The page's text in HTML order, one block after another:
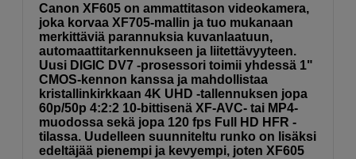
Canon XF605 on ammattitason videokamera,
joka korvaa XF705-mallin ja tuo mukanaan
merkittäviä parannuksia kuvanlaatuun,
automaattitarkennukseen ja liitettävyyteen.
Uusi DIGIC DV7 -prosessori toimii yhdessä 1"
CMOS-kennon kanssa ja mahdollistaa
kristallinkirkkaan 4K UHD -tallennuksen jopa
60p/50p 4:2:2 10-bittisenä XF-AVC- tai MP4-
muodossa sekä jopa 120 fps Full HD HFR -
tilassa. Uudelleen suunniteltu runko on lisäksi
edeltäjää pienempi ja kevyempi, joten XF605